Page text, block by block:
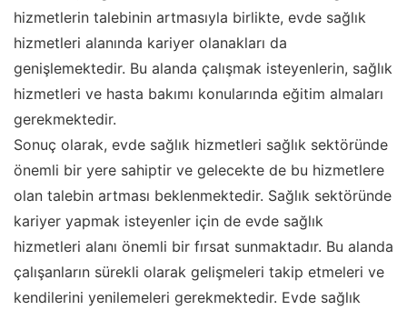
hizmetlerin talebinin artmasıyla birlikte, evde sağlık
hizmetleri alanında kariyer olanakları da
genişlemektedir. Bu alanda çalışmak isteyenlerin, sağlık
hizmetleri ve hasta bakımı konularında eğitim almaları
gerekmektedir.
Sonuç olarak, evde sağlık hizmetleri sağlık sektöründe
önemli bir yere sahiptir ve gelecekte de bu hizmetlere
olan talebin artması beklenmektedir. Sağlık sektöründe
kariyer yapmak isteyenler için de evde sağlık
hizmetleri alanı önemli bir fırsat sunmaktadır. Bu alanda
çalışanların sürekli olarak gelişmeleri takip etmeleri ve
kendilerini yenilemeleri gerekmektedir. Evde sağlık